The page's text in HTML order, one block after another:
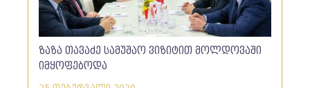
ზაზა თავაძე სამუშაო ვიზიტით მოლდოვაში
იმყოფებოდა